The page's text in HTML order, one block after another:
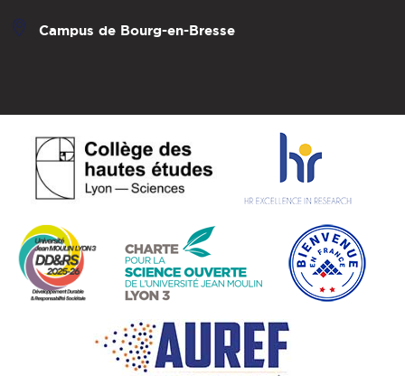
Campus de Bourg-en-Bresse